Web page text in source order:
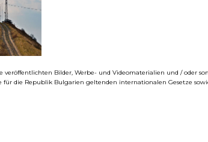
veröffentlichten Bilder, Werbe- und Videomaterialien und / oder
für die Republik Bulgarien geltenden internationalen Gesetze